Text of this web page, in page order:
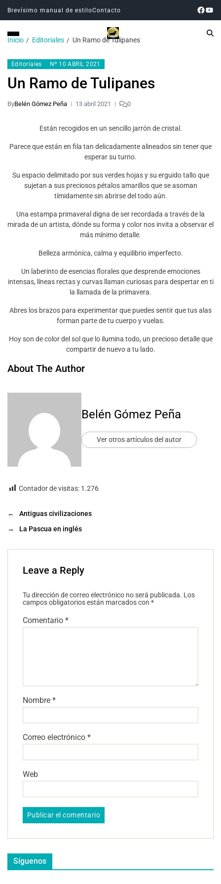
Brevísimo manual de estiloContacto
Inicio Editoriales Un Ramo de Tulipanes
Editoriales Nº 10 ABRIL 2021
Un Ramo de Tulipanes
ByBelén Gómez Peña 13 abril 2021 0
Están recogidos en un sencillo jarrón de cristal.
Parece que están en fila tan delicadamente alineados sin tener que
esperar su turno.
Su espacio delimitado por sus verdes hojas y su erguido tallo que
sujetan a sus preciosos pétalos amarillos que se asoman
tímidamente sin abrirse del todo aún.
Una estampa primaveral digna de ser recordada a través de la
mirada de un artista, dónde su forma y color nos invita a observar el
más mínimo detalle.
Belleza armónica, calma y equilibrio imperfecto.
Un laberinto de esencias florales que desprende emociones
intensas, líneas rectas y curvas llaman curiosas para despertar en ti
la llamada de la primavera.
Abres los brazos para experimentar que puedes sentir que tus alas
forman parte de tu cuerpo y vuelas.
Hoy son de color del sol que lo ilumina todo, un precioso detalle que
compartir de nuevo a tu lado.
About The Author
Belén Gómez Peña
Ver otros artículos del autor
Contador de visitas: 1.276
←
Antiguas civilizaciones
→
La Pascua en inglés
Leave a Reply
Tu dirección de correo electrónico no será publicada. Los
campos obligatorios están marcados con *
Comentario *
Nombre *
Correo electrónico *
Web
Síguenos